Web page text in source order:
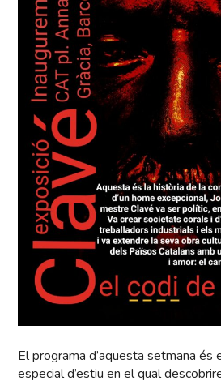
El programa d’aquesta setmana és
especial d’estiu en el qual